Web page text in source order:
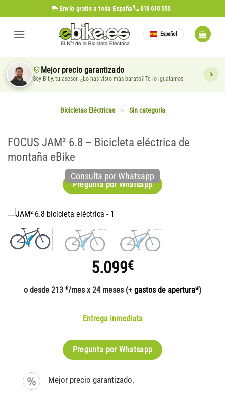
al
contenido
Envío gratis a toda España 613 610 555
Español
Mejor precio garantizado
Soy Billy, tu asesor. ¿Lo has visto más barato? Te lo igualamos.
Bicicletas Eléctricas > Sin categoría
FOCUS JAM² 6.8 – Bicicleta eléctrica de
montaña eBike
Pregunta por Whatsapp
Consulta por Whatsapp
5.099€
o desde 213 €/mes x 24 meses (+ gastos de apertura*)
Entrega inmediata
Pregunta por Whatsapp
Mejor precio garantizado.